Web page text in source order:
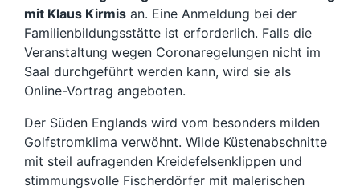
mit Klaus Kirmis an. Eine Anmeldung bei der
Familienbildungsstätte ist erforderlich. Falls die
Veranstaltung wegen Coronaregelungen nicht im
Saal durchgeführt werden kann, wird sie als
Online-Vortrag angeboten.
Der Süden Englands wird vom besonders milden
Golfstromklima verwöhnt. Wilde Küstenabschnitte
mit steil aufragenden Kreidefelsenklippen und
stimmungsvolle Fischerdörfer mit malerischen